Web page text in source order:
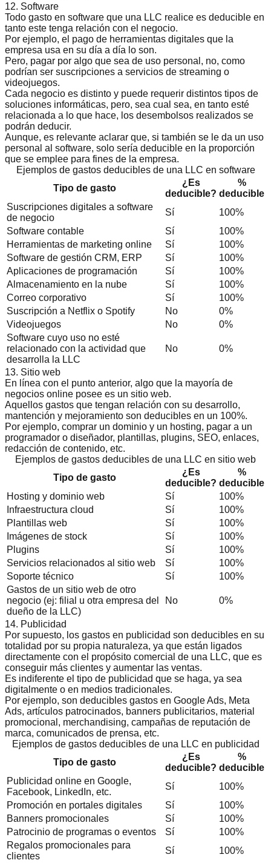
12. Software
Todo gasto en software que una LLC realice es deducible en
tanto este tenga relación con el negocio.
Por ejemplo, el pago de herramientas digitales que la
empresa usa en su día a día lo son.
Pero, pagar por algo que sea de uso personal, no, como
podrían ser suscripciones a servicios de streaming o
videojuegos.
Cada negocio es distinto y puede requerir distintos tipos de
soluciones informáticas, pero, sea cual sea, en tanto esté
relacionada a lo que hace, los desembolsos realizados se
podrán deducir.
Aunque, es relevante aclarar que, si también se le da un uso
personal al software, solo sería deducible en la proporción
que se emplee para fines de la empresa.
Tipo de gasto
¿Es
deducible?
%
deducible
Suscripciones digitales a software
de negocio
Sí
100%
Software contable
Sí
100%
Herramientas de marketing online
Sí
100%
Software de gestión CRM, ERP
Sí
100%
Aplicaciones de programación
Sí
100%
Almacenamiento en la nube
Sí
100%
Correo corporativo
Sí
100%
Suscripción a Netflix o Spotify
No
0%
Videojuegos
No
0%
Software cuyo uso no esté
relacionado con la actividad que
desarrolla la LLC
No 0%
Ejemplos de gastos deducibles de una LLC en software
13. Sitio web
En línea con el punto anterior, algo que la mayoría de
negocios online posee es un sitio web.
Aquellos gastos que tengan relación con su desarrollo,
mantención y mejoramiento son deducibles en un 100%.
Por ejemplo, comprar un dominio y un hosting, pagar a un
programador o diseñador, plantillas, plugins, SEO, enlaces,
redacción de contenido, etc.
Tipo de gasto
¿Es
deducible?
%
deducible
Hosting y dominio web
Sí
100%
Infraestructura cloud
Sí
100%
Plantillas web
Sí
100%
Imágenes de stock
Sí
100%
Plugins
Sí
100%
Servicios relacionados al sitio web
Sí
100%
Soporte técnico
Sí
100%
Gastos de un sitio web de otro
negocio (ej: filial u otra empresa del
dueño de la LLC)
No 0%
Ejemplos de gastos deducibles de una LLC en sitio web
14. Publicidad
Por supuesto, los gastos en publicidad son deducibles en su
totalidad por su propia naturaleza, ya que están ligados
directamente con el propósito comercial de una LLC, que es
conseguir más clientes y aumentar las ventas.
Es indiferente el tipo de publicidad que se haga, ya sea
digitalmente o en medios tradicionales.
Por ejemplo, son deducibles gastos en Google Ads, Meta
Ads, artículos patrocinados, banners publicitarios, material
promocional, merchandising, campañas de reputación de
marca, comunicados de prensa, etc.
Tipo de gasto
¿Es
deducible?
%
deducible
Publicidad online en Google,
Facebook, LinkedIn, etc.
Sí
100%
Promoción en portales digitales
Sí
100%
Banners promocionales
Sí
100%
Patrocinio de programas o eventos
Sí
100%
Regalos promocionales para
clientes
Sí 100%
Ejemplos de gastos deducibles de una LLC en publicidad